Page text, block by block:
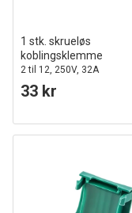
1 stk. skrueløs
koblingsklemme
2 til 12, 250V, 32A
33 kr